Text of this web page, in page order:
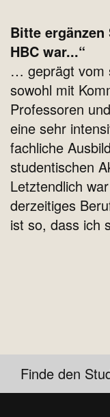
Bitte
HBC war...“
… geprägt vom
sowohl mit
Professoren
eine sehr
fachliche
studentischen
Letztendlich
derzeitiges
ist so, dass ich
Finde den